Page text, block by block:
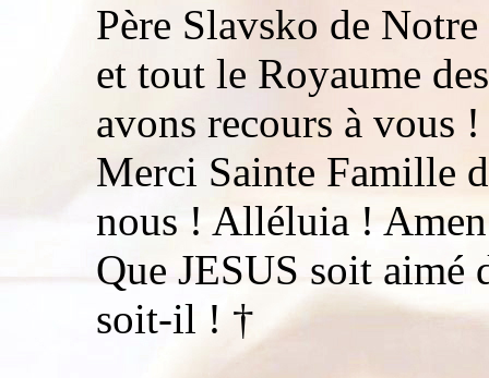
Père Slavsko de
et tout le Royaume
avons recours à vous !
Merci Sainte Famille
nous ! Alléluia !
Que JESUS soit aimé
soit-il ! †